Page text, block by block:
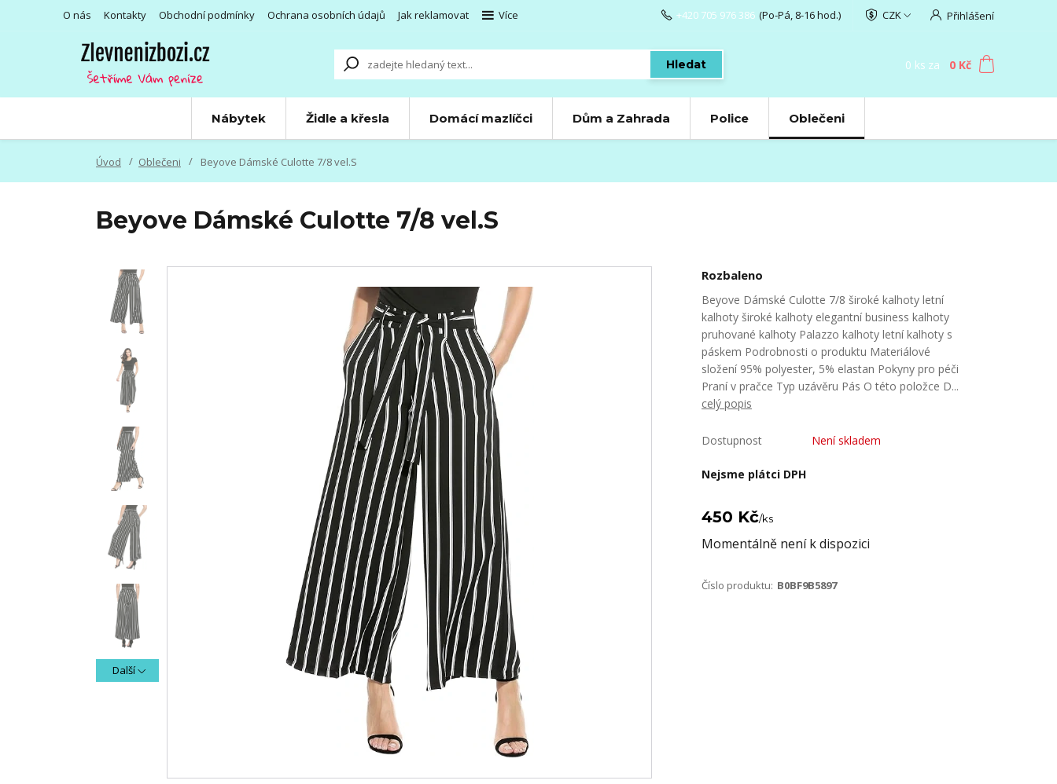
O nás Kontakty Obchodní podmínky Ochrana osobních údajů Jak reklamovat Více CZK Přihlášení
Hledat
+420 705 976 386 (Po-Pá, 8-16 hod.)
0 ks za 0 Kč
Nábytek Židle a křesla Domácí mazlíčci Dům a Zahrada Police Oblečeni
Úvod Oblečeni Beyove Dámské Culotte 7/8 vel.S
Beyove Dámské Culotte 7/8 vel.S
Další
Rozbaleno
Beyove Dámské Culotte 7/8 široké kalhoty letní
kalhoty široké kalhoty elegantní business kalhoty
pruhované kalhoty Palazzo kalhoty letní kalhoty s
páskem Podrobnosti o produktu Materiálové
složení 95% polyester, 5% elastan Pokyny pro péči
Praní v pračce Typ uzávěru Pás O této položce D...
celý popis
Dostupnost Není skladem
Nejsme plátci DPH
450 Kč/ks
Momentálně není k dispozici
Číslo produktu: B0BF9B5897